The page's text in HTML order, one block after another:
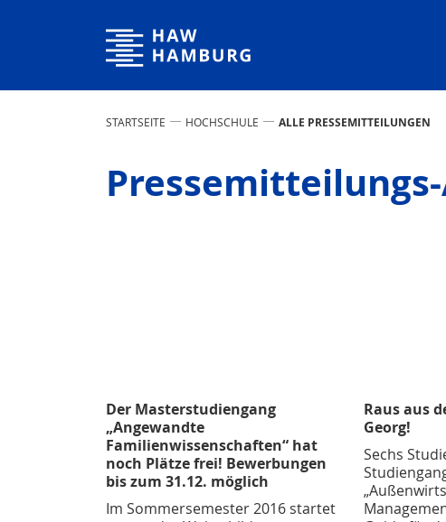
Hochschule für Angewandte Wissenschaften Hamburg
STARTSEITE HOCHSCHULE ALLE PRESSEMITTEILUNGEN
Der Masterstudiengang
„Angewandte
Familienwissenschaften“ hat
noch Plätze frei! Bewerbungen
bis zum 31.12. möglich
Im Sommersemester 2016 startet
Raus aus
Georg!
Sechs